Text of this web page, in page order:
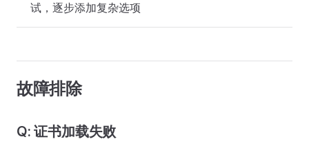
试，逐步添加复杂选项
故障排除
Q: 证书加载失败